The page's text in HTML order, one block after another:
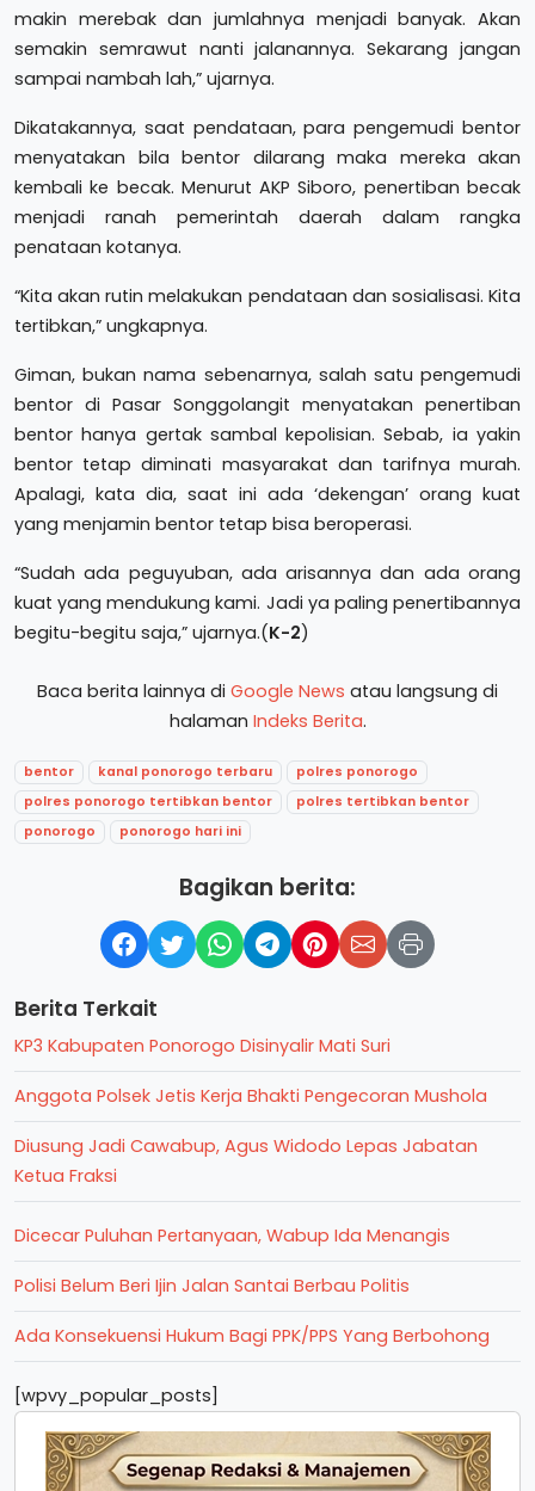
makin merebak dan jumlahnya menjadi banyak. Akan
semakin semrawut nanti jalanannya. Sekarang jangan
sampai nambah lah,” ujarnya.
Dikatakannya, saat pendataan, para pengemudi bentor
menyatakan bila bentor dilarang maka mereka akan
kembali ke becak. Menurut AKP Siboro, penertiban becak
menjadi ranah pemerintah daerah dalam rangka
penataan kotanya.
“Kita akan rutin melakukan pendataan dan sosialisasi. Kita
tertibkan,” ungkapnya.
Giman, bukan nama sebenarnya, salah satu pengemudi
bentor di Pasar Songgolangit menyatakan penertiban
bentor hanya gertak sambal kepolisian. Sebab, ia yakin
bentor tetap diminati masyarakat dan tarifnya murah.
Apalagi, kata dia, saat ini ada ‘dekengan’ orang kuat
yang menjamin bentor tetap bisa beroperasi.
“Sudah ada peguyuban, ada arisannya dan ada orang
kuat yang mendukung kami. Jadi ya paling penertibannya
begitu-begitu saja,” ujarnya.(K-2)
Baca berita lainnya di Google News atau langsung di
halaman Indeks Berita.
bentor kanal ponorogo terbaru
polres ponorogo
polres ponorogo tertibkan bentor
polres tertibkan bentor
ponorogo
ponorogo hari ini
Bagikan berita:
Berita Terkait
KP3 Kabupaten Ponorogo Disinyalir Mati Suri
Anggota Polsek Jetis Kerja Bhakti Pengecoran Mushola
Diusung Jadi Cawabup, Agus Widodo Lepas Jabatan
Ketua Fraksi
Dicecar Puluhan Pertanyaan, Wabup Ida Menangis
Polisi Belum Beri Ijin Jalan Santai Berbau Politis
Ada Konsekuensi Hukum Bagi PPK/PPS Yang Berbohong
[wpvy_popular_posts]